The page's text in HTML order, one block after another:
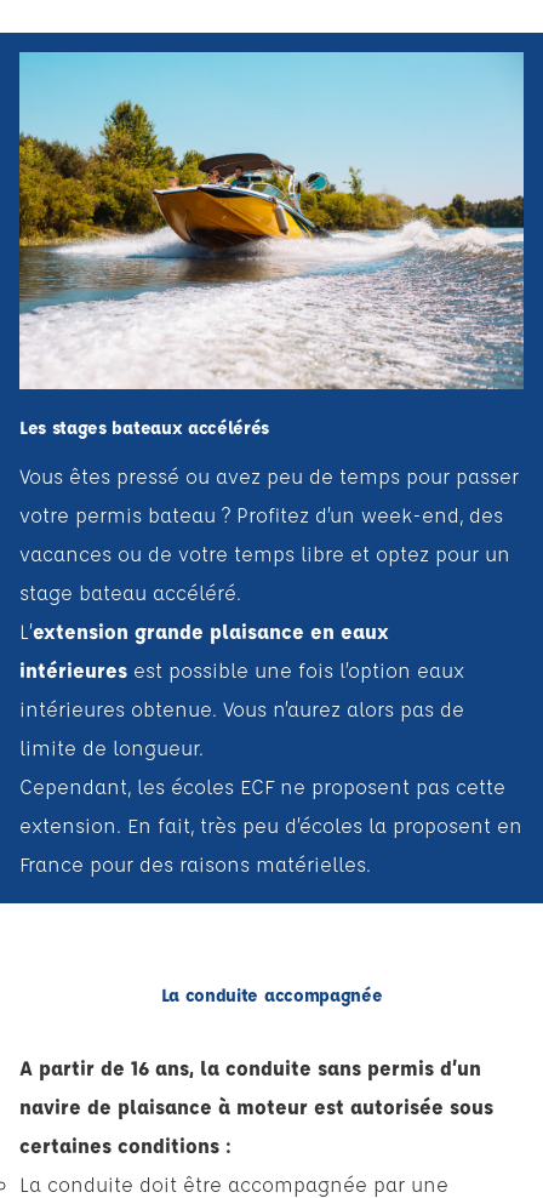
Les stages bateaux accélérés
Vous êtes pressé ou avez peu de temps pour passer
votre permis bateau ? Profitez d’un week-end, des
vacances ou de votre temps libre et optez pour un
stage bateau accéléré.
L’extension grande plaisance en eaux
intérieures est possible une fois l’option eaux
intérieures obtenue. Vous n’aurez alors pas de
limite de longueur.
Cependant, les écoles ECF ne proposent pas cette
extension. En fait, très peu d’écoles la proposent en
France pour des raisons matérielles.
La conduite accompagnée
A partir de 16 ans, la conduite sans permis d’un
navire de plaisance à moteur est autorisée sous
certaines conditions :
La conduite doit être accompagnée par une